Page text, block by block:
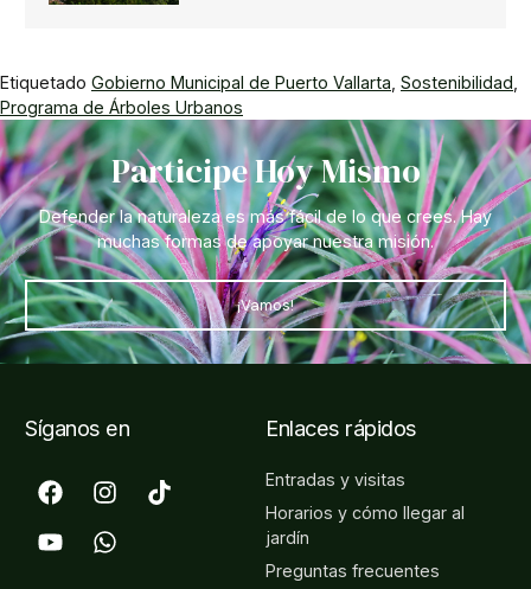
Etiquetado Gobierno Municipal de Puerto Vallarta, Sostenibilidad,
Programa de Árboles Urbanos
Participe Hoy Mismo
Defender la naturaleza es más fácil de lo que crees. Hay
muchas formas de apoyar nuestra misión.
¡Vamos!
Síganos en Enlaces rápidos
Entradas y visitas
Horarios y cómo llegar al
jardín
Preguntas frecuentes